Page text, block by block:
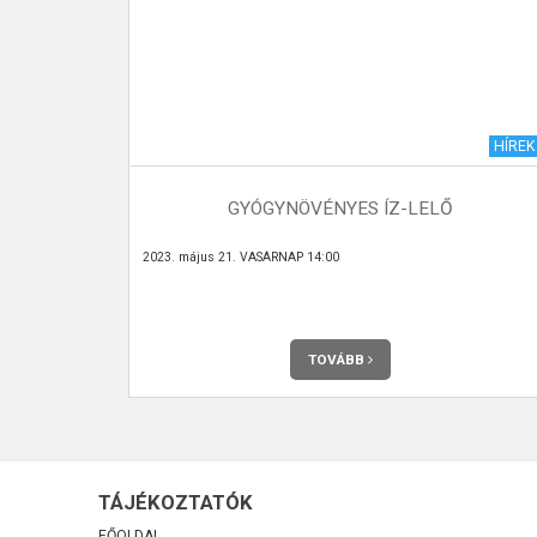
HÍREK
GYÓGYNÖVÉNYES ÍZ-LELŐ
2023. május 21. VASÁRNAP 14:00
TOVÁBB
TÁJÉKOZTATÓK